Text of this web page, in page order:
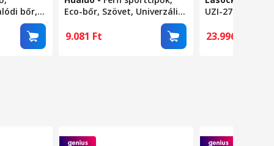
bőr,
Eco-bőr, Szövet, Univerzális,
Anyag, Alkalmi sportstílus,
Kerek orrú, Kényelmes,
9.081 Ft
UZI-27 MB,
23.996